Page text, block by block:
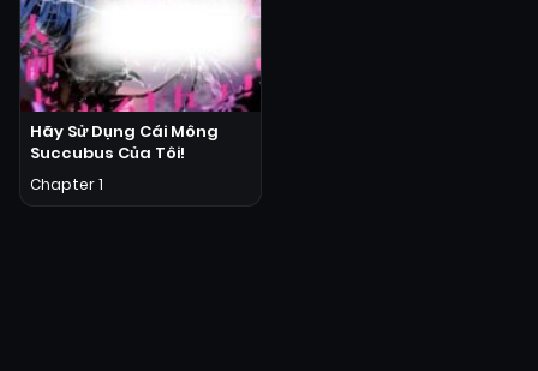
Hãy Sử Dụng Cái Mông
Succubus Của Tôi!
Chapter 1